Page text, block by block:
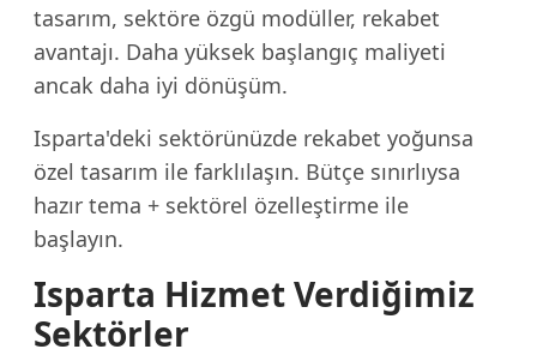
tasarım, sektöre özgü modüller, rekabet
avantajı. Daha yüksek başlangıç maliyeti
ancak daha iyi dönüşüm.
Isparta'deki sektörünüzde rekabet yoğunsa
özel tasarım ile farklılaşın. Bütçe sınırlıysa
hazır tema + sektörel özelleştirme ile
başlayın.
Isparta Hizmet Verdiğimiz
Sektörler